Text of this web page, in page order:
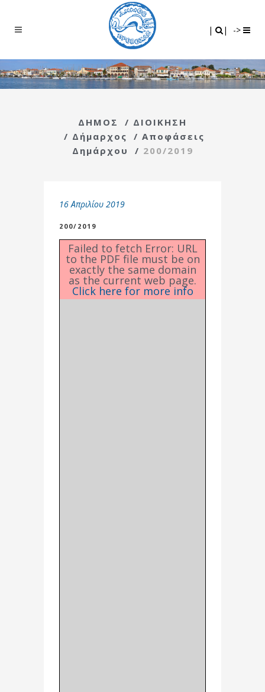
| | ->
ΔΗΜΟΣ / ΔΙΟΙΚΗΣΗ
/ Δήμαρχος / Αποφάσεις
Δημάρχου
/ 200/2019
16 Απριλίου 2019
200/2019
Failed to fetch Error: URL
to the PDF file must be on
exactly the same domain
as the current web page.
Click here for more info